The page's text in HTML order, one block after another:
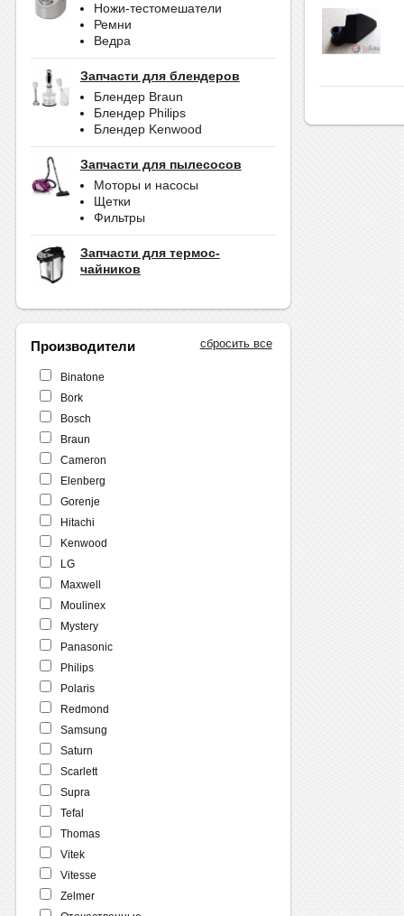
Ножи-тестомешатели
Ремни
Ведра
Запчасти для блендеров
Блендер Braun
Блендер Philips
Блендер Kenwood
Запчасти для пылесосов
Моторы и насосы
Щетки
Фильтры
Запчасти для термос-
чайников
сбросить все
Производители
Binatone
Bork
Bosch
Braun
Cameron
Elenberg
Gorenje
Hitachi
Kenwood
LG
Maxwell
Moulinex
Mystery
Panasonic
Philips
Polaris
Redmond
Samsung
Saturn
Scarlett
Supra
Tefal
Thomas
Vitek
Vitesse
Zelmer